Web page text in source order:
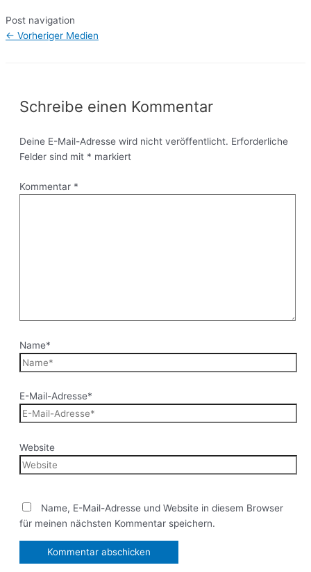
Post navigation
← Vorheriger Medien
Schreibe einen Kommentar
Deine E-Mail-Adresse wird nicht veröffentlicht. Erforderliche
Felder sind mit * markiert
Kommentar *
Name*
E-Mail-Adresse*
Website
Name, E-Mail-Adresse und Website in diesem Browser
für meinen nächsten Kommentar speichern.